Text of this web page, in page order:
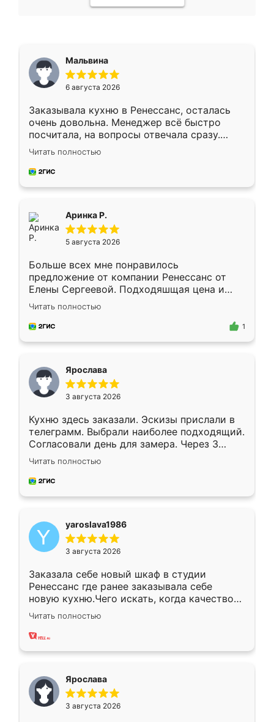
Мальвина
6 августа 2026
Заказывала кухню в Ренессанс, осталась
очень довольна. Менеджер всё быстро
посчитала, на вопросы отвечала сразу.
Замерщик приехал в субботу, подошёл к
делу со всей ответственностью. Собрали
за день, ребята работали аккуратно, даже
Читать полностью
Аринка Р.
5 августа 2026
Больше всех мне понравилось
предложение от компании Ренессанс от
Елены Сергеевой. Подходяшщая цена и
короткие сроки изготовления. Приехавший
для замера сотрудник Владислав
предложил по моему эскизу самый
Читать полностью
1
Ярослава
3 августа 2026
Кухню здесь заказали. Эскизы прислали в
телеграмм. Выбрали наиболее подходящий.
Согласовали день для замера. Через 3
недели кухня была уже готова. Остались
довольны работой. Спасибо Ренессанс
мебель за качественную работу!
Читать полностью
yaroslava1986
3 августа 2026
Заказала себе новый шкаф в студии
Ренессанс где ранее заказывала себе
новую кухню.Чего искать, когда качеством
вполне довольна. Служит кухня уже почти
два года, нареканий нет.
Читать полностью
Ярослава
3 августа 2026